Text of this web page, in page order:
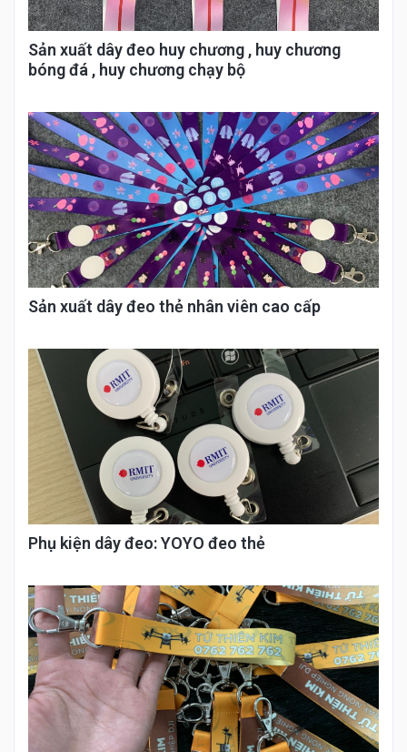
Sản xuất dây đeo huy chương , huy chương
bóng đá , huy chương chạy bộ
Sản xuất dây đeo thẻ nhân viên cao cấp
Phụ kiện dây đeo: YOYO đeo thẻ